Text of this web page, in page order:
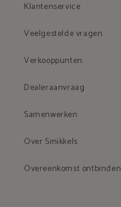
Klantenservice
Veelgestelde vragen
Verkooppunten
Dealeraanvraag
Samenwerken
Over Smikkels
Overeenkomst ontbinden